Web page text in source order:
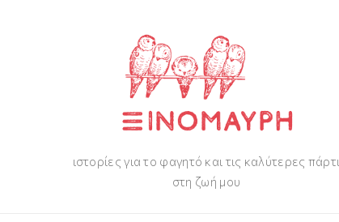
ιστορίες για το φαγητό και τις καλύτερες πάρτι
στη ζωή μου